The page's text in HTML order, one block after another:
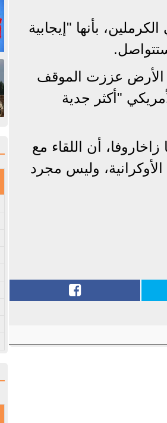
بأنها "إيجابية
الأرض عززت الموقف
"أكثر جدية
أن اللقاء مع
وليس مجرد